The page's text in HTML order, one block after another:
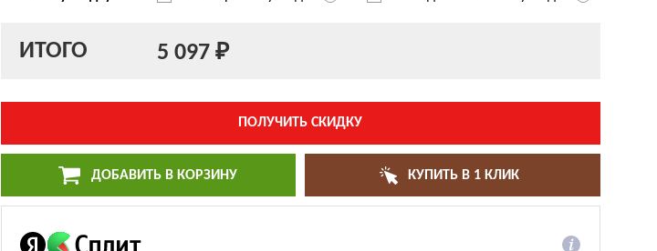
ИТОГО 5 097 ₽
ПОЛУЧИТЬ СКИДКУ
ДОБАВИТЬ В КОРЗИНУ КУПИТЬ В 1 КЛИК